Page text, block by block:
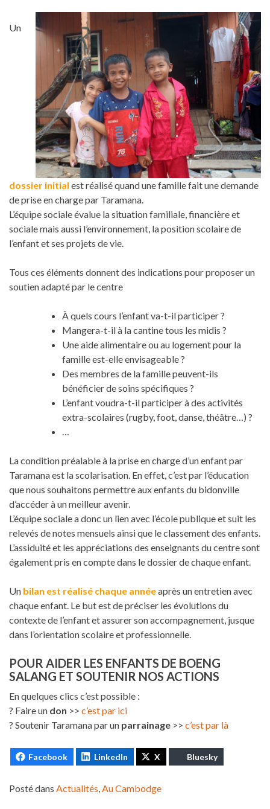
Un
dossier initial est réalisé quand une famille fait une demande
de prise en charge par Taramana.
L’équipe sociale évalue la situation familiale, financière et
sociale mais aussi l’environnement, la position scolaire de
l’enfant et ses projets de vie.
Tous ces éléments donnent des indications pour proposer un
soutien adapté par le centre
À quels cours l’enfant va-t-il participer ?
Mangera-t-il à la cantine tous les midis ?
Une aide alimentaire ou au logement pour la
famille est-elle envisageable ?
Des membres de la famille peuvent-ils
bénéficier de soins spécifiques ?
L’enfant voudra-t-il participer à des activités
extra-scolaires (rugby, foot, danse, théâtre…) ?
La condition préalable à la prise en charge d’un enfant par
Taramana est la scolarisation. En effet, c’est par l’éducation
que nous souhaitons permettre aux enfants du bidonville
d’accéder à un meilleur avenir.
L’équipe sociale a donc un lien avec l’école publique et suit les
relevés de notes mensuels ainsi que le classement des enfants.
L’assiduité et les appréciations des enseignants du centre sont
également pris en compte dans le dossier de chaque enfant.
Un bilan est réalisé chaque annéeaprès un entretien avec
chaque enfant. Le but est de préciser les évolutions du
contexte de l’enfant et assurer son accompagnement, jusque
dans l’orientation scolaire et professionnelle.
POUR AIDER LES ENFANTS DE BOENG
SALANG ET SOUTENIR NOS ACTIONS
En quelques clics c’est possible :
? Faire un don >> c’est par ici
? Soutenir Taramana par un parrainage >> c’est par là
Facebook LinkedIn X Bluesky
Posté dans Actualités Au Cambodge